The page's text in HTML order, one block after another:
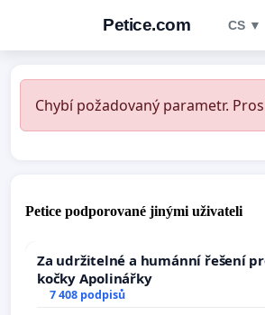
Petice.com CS ▼
Chybí požadovaný parametr.
Petice podporované jinými uživateli
Za udržitelné a humánní řešení
kočky Apolinářky
7 408 podpisů